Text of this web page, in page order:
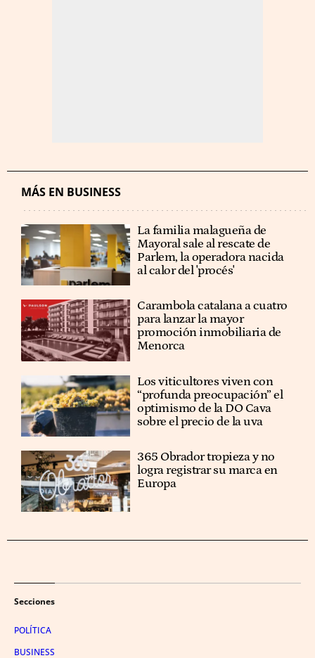
MÁS EN BUSINESS
La familia malagueña de
Mayoral sale al rescate de
Parlem, la operadora nacida
al calor del 'procés'
Carambola catalana a cuatro
para lanzar la mayor
promoción inmobiliaria de
Menorca
Los viticultores viven con
“profunda preocupación” el
optimismo de la DO Cava
sobre el precio de la uva
365 Obrador tropieza y no
logra registrar su marca en
Europa
Secciones
POLÍTICA
BUSINESS